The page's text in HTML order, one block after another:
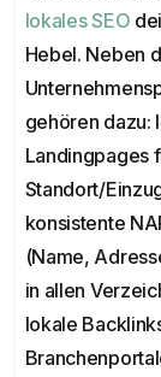
lokales SEO
Hebel. Neben
gehören dazu:
Landingpages
Standort/
konsistente
(Name,
in allen
lokale